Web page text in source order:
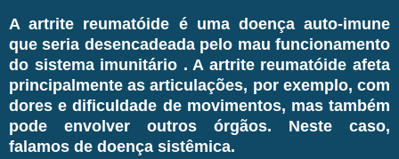
A artrite reumatóide é uma doença auto-imune
que seria desencadeada pelo mau funcionamento
do sistema imunitário . A artrite reumatóide afeta
principalmente as articulações, por exemplo, com
dores e dificuldade de movimentos, mas também
pode envolver outros órgãos. Neste caso,
falamos de doença sistêmica.